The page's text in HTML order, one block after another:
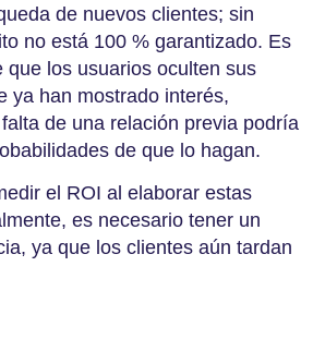
de nuevos clientes; sin
no está 100 % garantizado. Es
que los usuarios oculten sus
ya han mostrado interés,
de una relación previa podría
de que lo hagan.
el ROI al elaborar estas
es necesario tener un
ya que los clientes aún tardan